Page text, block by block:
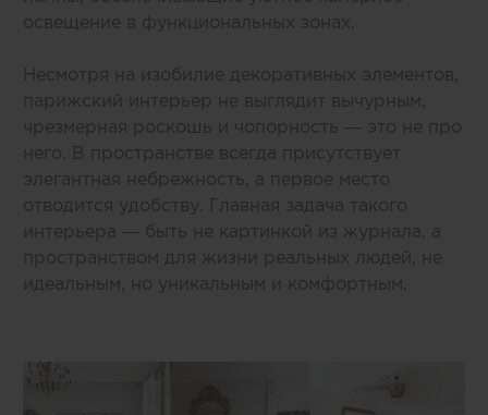
освещение в функциональных зонах.
Несмотря на изобилие декоративных элементов,
парижский интерьер не выглядит вычурным,
чрезмерная роскошь и чопорность — это не про
него. В пространстве всегда присутствует
элегантная небрежность, а первое место
отводится удобству. Главная задача такого
интерьера — быть не картинкой из журнала, а
пространством для жизни реальных людей, не
идеальным, но уникальным и комфортным.